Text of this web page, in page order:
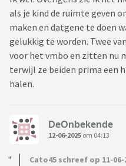
als je kind de ruimte geven
maken en datgene te doen
gelukkig te worden. Twee
voor het vmbo en zitten nu
terwijl ze beiden prima een
halen.
DeOnbekende
12-06-2025 om 04:13
Cato45 schreef op 11-06-